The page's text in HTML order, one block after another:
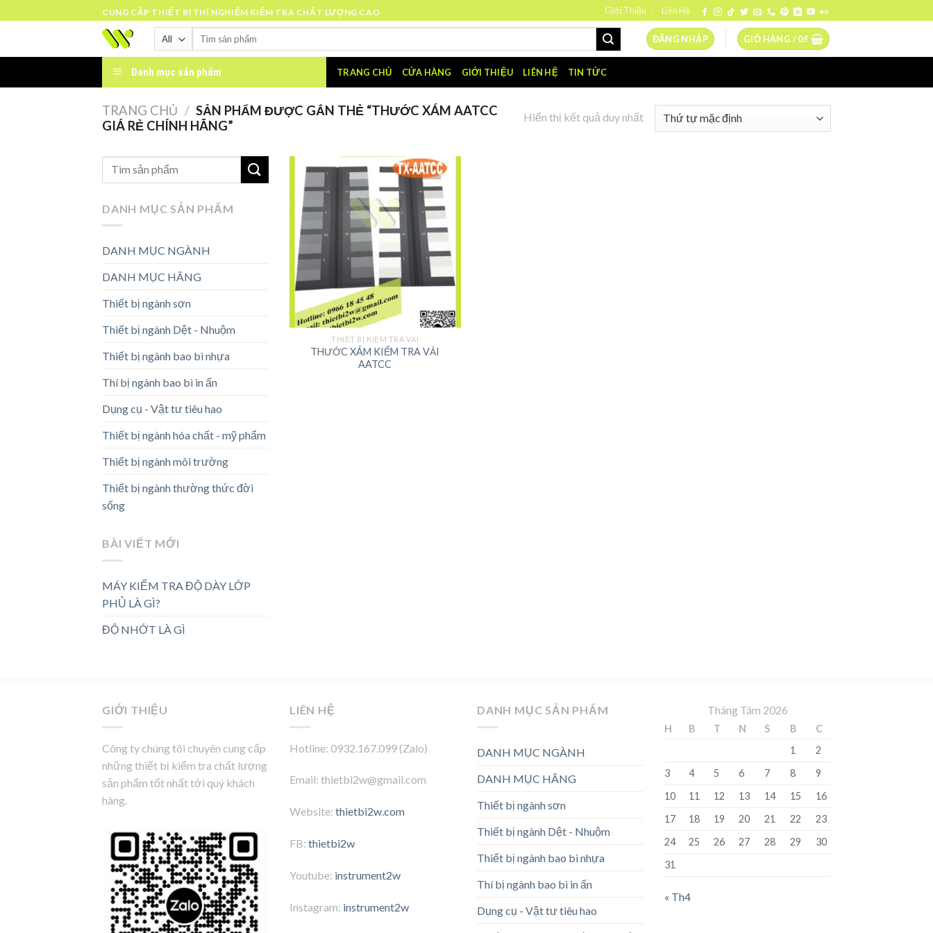
to
CUNG CẤP THIẾT BỊ THÍ NGHIỆM KIỂM TRA CHẤT LƯỢNG CAO Giới Thiệu Liên Hệ
Tìm
ĐĂNG NHẬP GIỎ HÀNG /0₫
Danh mục sản phẩm TRANG CHỦ CỬA HÀNG GIỚI THIỆU LIÊN HỆ TIN TỨC
TRANG CHỦ / SẢN PHẨM ĐƯỢC GẮN THẺ “THƯỚC XÁM AATCC
GIÁ RẺ CHÍNH HÃNG”
Hiển thị kết quả duy nhất
DANH MỤC SẢN PHẨM
DANH MỤC NGÀNH
DANH MỤC HÃNG
Thiết bị ngành sơn
Thiết bị ngành Dệt - Nhuộm
Thiết bị ngành bao bì nhựa
Thí bị ngành bao bì in ấn
Dụng cụ - Vật tư tiêu hao
Thiết bị ngành hóa chất - mỹ phẩm
Thiết bị ngành môi trường
Thiết bị ngành thường thức đời
sống
BÀI VIẾT MỚI
MÁY KIỂM TRA ĐỘ DÀY LỚP
PHỦ LÀ GÌ?
ĐỘ NHỚT LÀ GÌ
THIẾT BỊ KIỂM TRA VẢI
THƯỚC XÁM KIỂM TRA VẢI
AATCC
GIỚI THIỆU
Công ty chúng tôi chuyên cung cấp
những thiết bị kiểm tra chất lượng
sản phẩm tốt nhất tới quý khách
hàng.
LIÊN HỆ
Hotline: 0932.167.099 (Zalo)
Email: thietbi2w@gmail.com
Website: thietbi2w.com
FB: thietbi2w
Youtube: instrument2w
Instagram: instrument2w
DANH MỤC SẢN PHẨM
DANH MỤC NGÀNH
DANH MỤC HÃNG
Thiết bị ngành sơn
Thiết bị ngành Dệt - Nhuộm
Thiết bị ngành bao bì nhựa
Thí bị ngành bao bì in ấn
Dụng cụ - Vật tư tiêu hao
Tháng Tám 2026
H B T N S B
C
1
2
3
4 5 6 7 8
9
10
11 12 13 14 15
16
17
18 19 20 21 22
23
24
25 26 27 28 29
30
31
« Th4